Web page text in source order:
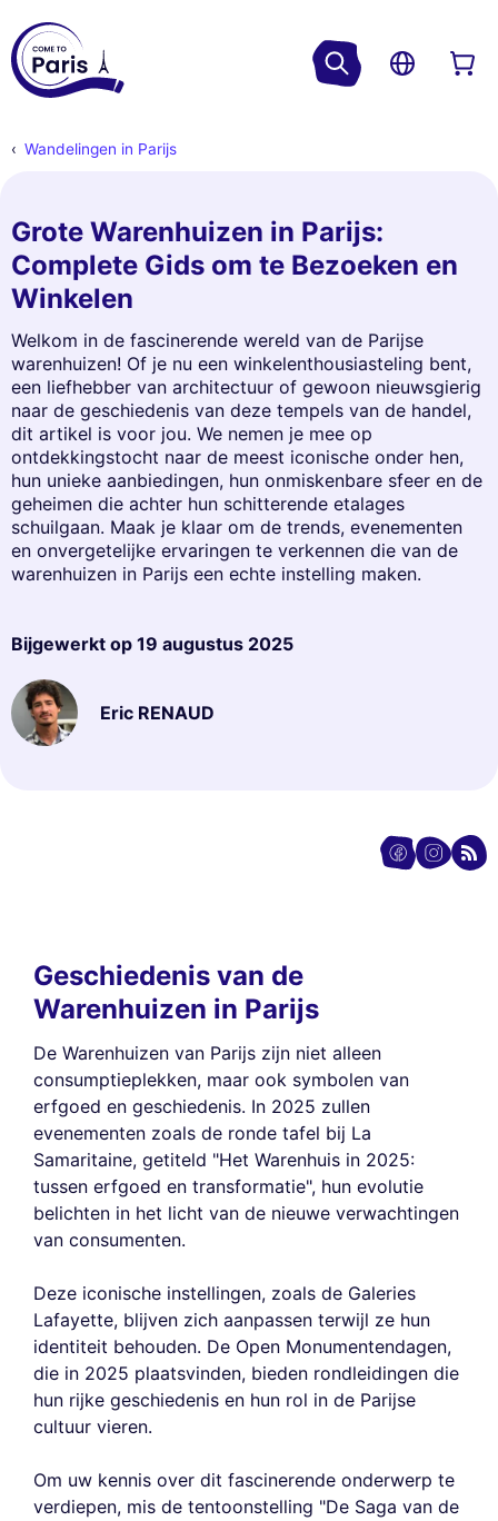
Wandelingen in Parijs
Grote Warenhuizen in Parijs:
Complete Gids om te Bezoeken en
Winkelen
Welkom in de fascinerende wereld van de Parijse
warenhuizen! Of je nu een winkelenthousiasteling bent,
een liefhebber van architectuur of gewoon nieuwsgierig
naar de geschiedenis van deze tempels van de handel,
dit artikel is voor jou. We nemen je mee op
ontdekkingstocht naar de meest iconische onder hen,
hun unieke aanbiedingen, hun onmiskenbare sfeer en de
geheimen die achter hun schitterende etalages
schuilgaan. Maak je klaar om de trends, evenementen
en onvergetelijke ervaringen te verkennen die van de
warenhuizen in Parijs een echte instelling maken.
Bijgewerkt op 19 augustus 2025
Eric RENAUD
Geschiedenis van de
Warenhuizen in Parijs
De Warenhuizen van Parijs zijn niet alleen
consumptieplekken, maar ook symbolen van
erfgoed en geschiedenis. In 2025 zullen
evenementen zoals de ronde tafel bij La
Samaritaine, getiteld "Het Warenhuis in 2025:
tussen erfgoed en transformatie", hun evolutie
belichten in het licht van de nieuwe verwachtingen
van consumenten.
Deze iconische instellingen, zoals de Galeries
Lafayette, blijven zich aanpassen terwijl ze hun
identiteit behouden. De Open Monumentendagen,
die in 2025 plaatsvinden, bieden rondleidingen die
hun rijke geschiedenis en hun rol in de Parijse
cultuur vieren.
Om uw kennis over dit fascinerende onderwerp te
verdiepen, mis de tentoonstelling "De Saga van de